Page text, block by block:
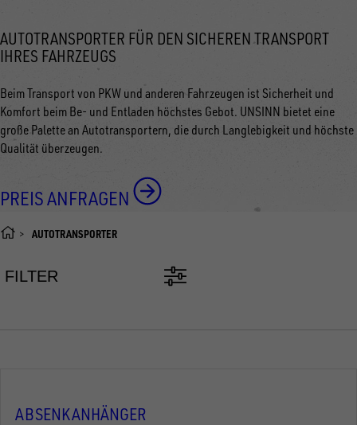
AUTOTRANSPORTER FÜR DEN SICHEREN TRANSPORT
IHRES FAHRZEUGS
Beim Transport von PKW und anderen Fahrzeugen ist Sicherheit und
Komfort beim Be- und Entladen höchstes Gebot. UNSINN bietet eine
große Palette an Autotransportern, die durch Langlebigkeit und höchste
Qualität überzeugen.
PREIS ANFRAGEN
AUTOTRANSPORTER
FILTER
ABSENKANHÄNGER